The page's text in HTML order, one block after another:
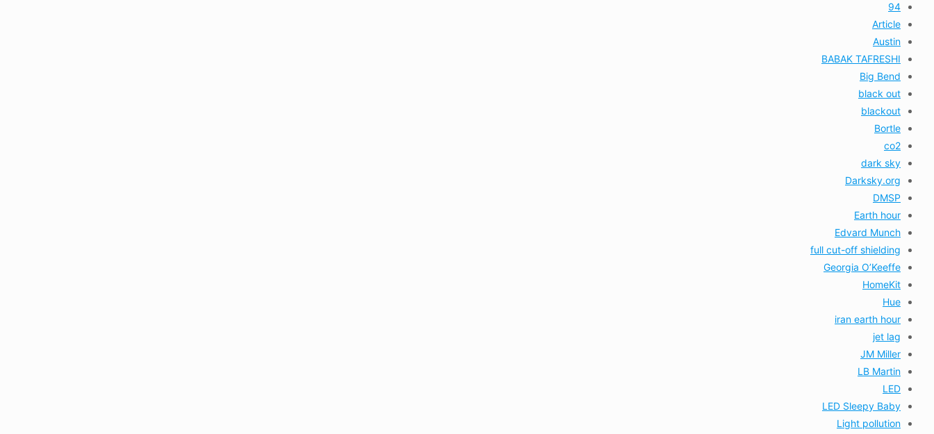
94
Article
Austin
BABAK TAFRESHI
Big Bend
black out
blackout
Bortle
co2
dark sky
Darksky.org
DMSP
Earth hour
Edvard Munch
full cut-off shielding
Georgia O’Keeffe
HomeKit
Hue
iran earth hour
jet lag
JM Miller
LB Martin
LED
LED Sleepy Baby
Light pollution